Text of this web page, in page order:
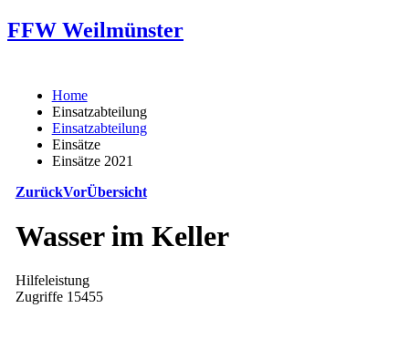
FFW Weilmünster
Home
Einsatzabteilung
Einsatzabteilung
Einsätze
Einsätze 2021
ZurückVorÜbersicht
Wasser im Keller
Hilfeleistung
Zugriffe 15455